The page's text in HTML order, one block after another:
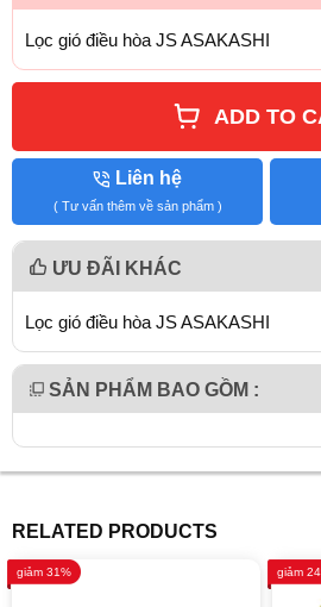
Lọc gió điều hòa JS ASAKASHI
ADD TO
Liên hệ
( Tư vấn thêm về sản phẩm )
ƯU ĐÃI KHÁC
Lọc gió điều hòa JS ASAKASHI
SẢN PHẨM BAO GỒM :
RELATED PRODUCTS
giảm 31% giảm